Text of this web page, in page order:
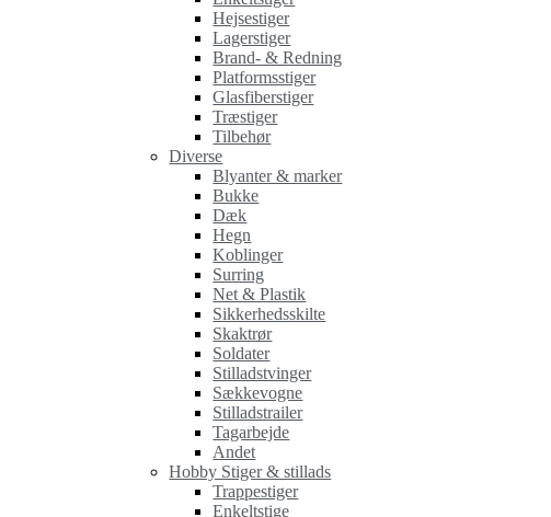
Hejsestiger
Lagerstiger
Brand- & Redning
Platformsstiger
Glasfiberstiger
Træstiger
Tilbehør
Diverse
Blyanter & marker
Bukke
Dæk
Hegn
Koblinger
Surring
Net & Plastik
Sikkerhedsskilte
Skaktrør
Soldater
Stilladstvinger
Sækkevogne
Stilladstrailer
Tagarbejde
Andet
Hobby Stiger & stillads
Trappestiger
Enkeltstige